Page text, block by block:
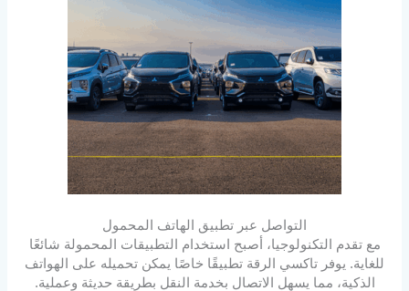
التواصل عبر تطبيق الهاتف المحمول
مع تقدم التكنولوجيا، أصبح استخدام التطبيقات المحمولة شائعًا
للغاية. يوفر تاكسي الرقة تطبيقًا خاصًا يمكن تحميله على الهواتف
الذكية، مما يسهل الاتصال بخدمة النقل بطريقة حديثة وعملية.